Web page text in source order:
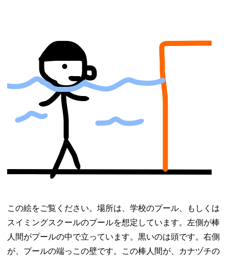
この絵をご覧ください。場所は、学校のプール、もしくは
スイミングスクールのプールを想定しています。左側が棒
人間がプールの中で立っています。黒いのは頭です。右側
が、プールの端っこの壁です。この棒人間が、カナヅチの